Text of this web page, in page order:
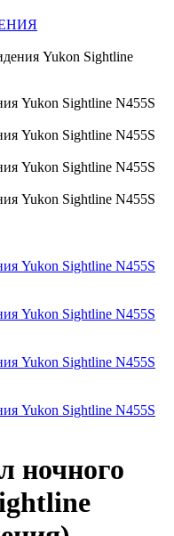
Yukon Sightline
ночного